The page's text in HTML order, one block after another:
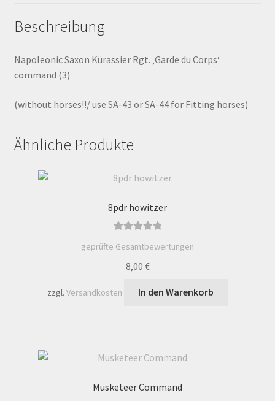
Beschreibung
Napoleonic Saxon Kürassier Rgt. ‚Garde du Corps‘
command (3)
(without horses!!/ use SA-43 or SA-44 for Fitting horses)
Ähnliche Produkte
8pdr howitzer
5.00von 5
geprüfte Gesamtbewertungen
8,00 €
zzgl.Versandkosten In den Warenkorb
Musketeer Command